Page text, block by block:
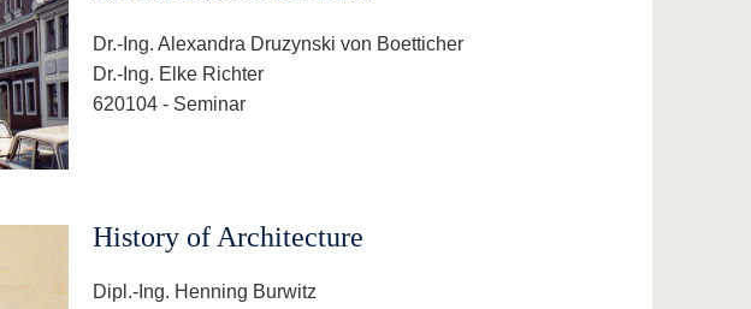
Dr.-Ing. Alexandra Druzynski von Boetticher
Dr.-Ing. Elke Richter
620104 - Seminar
History of Architecture
Dipl.-Ing. Henning Burwitz